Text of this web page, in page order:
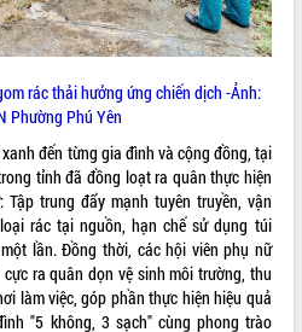
rác thải hưởng ứng chiến dịch -Ảnh:
Phường Phú Yên
đến từng gia đình và cộng đồng, tại
tỉnh đã đồng loạt ra quân thực hiện
trung đẩy mạnh tuyên truyền, vận
rác tại nguồn, hạn chế sử dụng túi
lần. Đồng thời, các hội viên phụ nữ
ra quân dọn vệ sinh môi trường, thu
làm việc, góp phần thực hiện hiệu quả
"5 không, 3 sạch" cùng phong trào